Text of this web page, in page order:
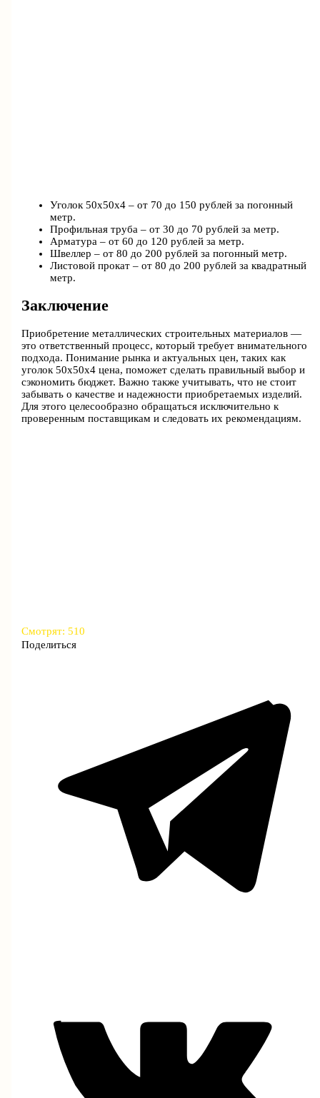
Уголок 50х50х4 – от 70 до 150 рублей за погонный
метр.
Профильная труба – от 30 до 70 рублей за метр.
Арматура – от 60 до 120 рублей за метр.
Швеллер – от 80 до 200 рублей за погонный метр.
Листовой прокат – от 80 до 200 рублей за квадратный
метр.
Заключение
Приобретение металлических строительных материалов —
это ответственный процесс, который требует внимательного
подхода. Понимание рынка и актуальных цен, таких как
уголок 50х50х4 цена, поможет сделать правильный выбор и
сэкономить бюджет. Важно также учитывать, что не стоит
забывать о качестве и надежности приобретаемых изделий.
Для этого целесообразно обращаться исключительно к
проверенным поставщикам и следовать их рекомендациям.
Смотрят: 510
Поделиться